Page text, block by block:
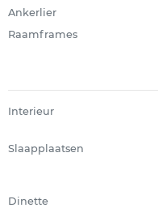
Ankerlier
Raamframes
Interieur
Slaapplaatsen
Dinette